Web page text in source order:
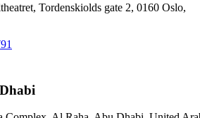
Tordenskiolds gate 2, 0160 Oslo,